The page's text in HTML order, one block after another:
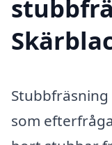
Stubbfräsning
som